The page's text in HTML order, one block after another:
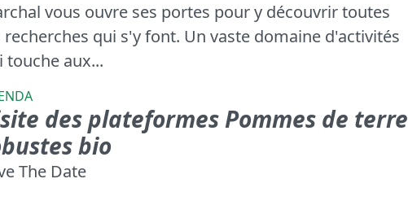
vous ouvre ses portes pour y découvrir toutes
recherches qui s'y font. Un vaste domaine d'activités
touche aux...
des plateformes Pommes de terre
bio
The Date